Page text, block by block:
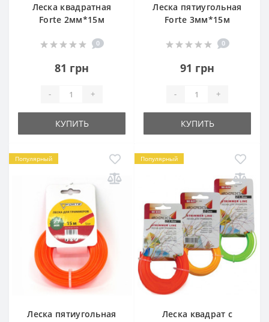
Леска квадратная
Forte 2мм*15м
0
81 грн
- +
КУПИТЬ
Леска пятиугольная
Forte 3мм*15м
0
91 грн
- +
КУПИТЬ
Популярный
Леска пятиугольная
Популярный
Леска квадрат с